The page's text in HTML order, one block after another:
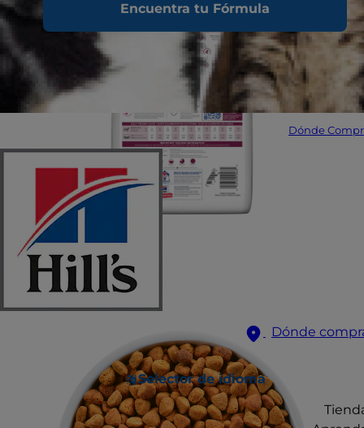
Encuentra tu Fórmula
Dónde
Dónde
Selector de idioma